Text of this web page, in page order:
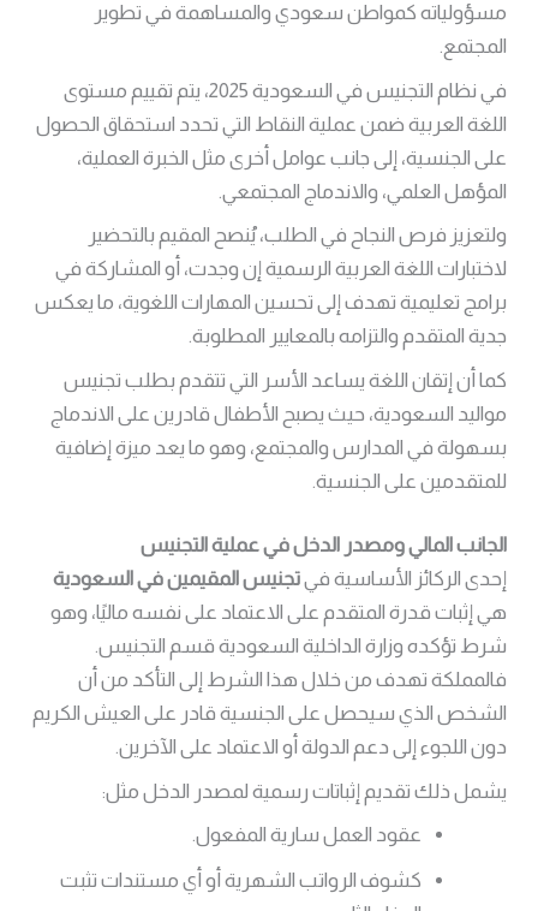
مسؤولياته كمواطن سعودي والمساهمة في تطوير
المجتمع.
في نظام التجنيس في السعودية 2025، يتم تقييم مستوى
اللغة العربية ضمن عملية النقاط التي تحدد استحقاق الحصول
على الجنسية، إلى جانب عوامل أخرى مثل الخبرة العملية،
المؤهل العلمي، والاندماج المجتمعي.
ولتعزيز فرص النجاح في الطلب، يُنصح المقيم بالتحضير
لاختبارات اللغة العربية الرسمية إن وجدت، أو المشاركة في
برامج تعليمية تهدف إلى تحسين المهارات اللغوية، ما يعكس
جدية المتقدم والتزامه بالمعايير المطلوبة.
كما أن إتقان اللغة يساعد الأسر التي تتقدم بطلب تجنيس
مواليد السعودية، حيث يصبح الأطفال قادرين على الاندماج
بسهولة في المدارس والمجتمع، وهو ما يعد ميزة إضافية
للمتقدمين على الجنسية.
الجانب المالي ومصدر الدخل في عملية التجنيس
إحدى الركائز الأساسية فيتجنيس المقيمين في السعودية
هي إثبات قدرة المتقدم على الاعتماد على نفسه ماليًا، وهو
شرط تؤكده وزارة الداخلية السعودية قسم التجنيس.
فالمملكة تهدف من خلال هذا الشرط إلى التأكد من أن
الشخص الذي سيحصل على الجنسية قادر على العيش الكريم
دون اللجوء إلى دعم الدولة أو الاعتماد على الآخرين.
يشمل ذلك تقديم إثباتات رسمية لمصدر الدخل مثل:
عقود العمل سارية المفعول.
كشوف الرواتب الشهرية أو أي مستندات تثبت